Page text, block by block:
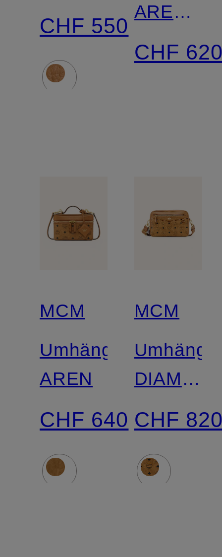
VISETOS
CHF 550
AREN
VISETOS
CHF
MCM
Umhängetasche
AREN
CHF 640
MCM
SMALL
CHF